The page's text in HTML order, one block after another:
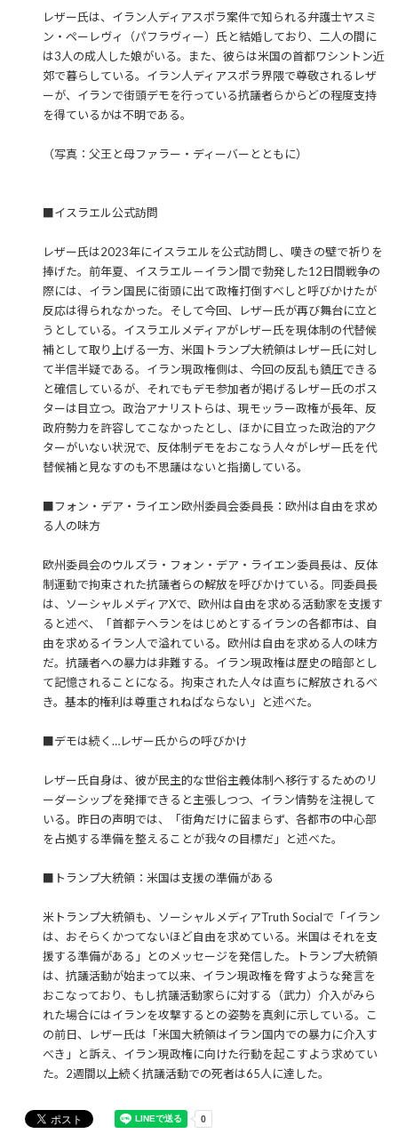
レザー氏は、イラン人ディアスポラ案件で知られる弁護士ヤスミ
ン・ペーレヴィ（パフラヴィー）氏と結婚しており、二人の間に
は3人の成人した娘がいる。また、彼らは米国の首都ワシントン近
郊で暮らしている。イラン人ディアスポラ界隈で尊敬されるレザ
ーが、イランで街頭デモを行っている抗議者らからどの程度支持
を得ているかは不明である。
（写真：父王と母ファラー・ディーバーとともに）
■イスラエル公式訪問
レザー氏は2023年にイスラエルを公式訪問し、嘆きの壁で祈りを
捧げた。前年夏、イスラエル－イラン間で勃発した12日間戦争の
際には、イラン国民に街頭に出て政権打倒すべしと呼びかけたが
反応は得られなかった。そして今回、レザー氏が再び舞台に立と
うとしている。イスラエルメディアがレザー氏を現体制の代替候
補として取り上げる一方、米国トランプ大統領はレザー氏に対し
て半信半疑である。イラン現政権側は、今回の反乱も鎮圧できる
と確信しているが、それでもデモ参加者が掲げるレザー氏のポス
ターは目立つ。政治アナリストらは、現モッラー政権が長年、反
政府勢力を許容してこなかったとし、ほかに目立った政治的アク
ターがいない状況で、反体制デモをおこなう人々がレザー氏を代
替候補と見なすのも不思議はないと指摘している。
■フォン・デア・ライエン欧州委員会委員長：欧州は自由を求め
る人の味方
欧州委員会のウルズラ・フォン・デア・ライエン委員長は、反体
制運動で拘束された抗議者らの解放を呼びかけている。同委員長
は、ソーシャルメディアXで、欧州は自由を求める活動家を支援す
ると述べ、「首都テヘランをはじめとするイランの各都市は、自
由を求めるイラン人で溢れている。欧州は自由を求める人の味方
だ。抗議者への暴力は非難する。イラン現政権は歴史の暗部とし
て記憶されることになる。拘束された人々は直ちに解放されるべ
き。基本的権利は尊重されねばならない」と述べた。
■デモは続く…レザー氏からの呼びかけ
レザー氏自身は、彼が民主的な世俗主義体制へ移行するためのリ
ーダーシップを発揮できると主張しつつ、イラン情勢を注視して
いる。昨日の声明では、「街角だけに留まらず、各都市の中心部
を占拠する準備を整えることが我々の目標だ」と述べた。
■トランプ大統領：米国は支援の準備がある
米トランプ大統領も、ソーシャルメディアTruth Socialで「イラン
は、おそらくかつてないほど自由を求めている。米国はそれを支
援する準備がある」とのメッセージを発信した。トランプ大統領
は、抗議活動が始まって以来、イラン現政権を脅すような発言を
おこなっており、もし抗議活動家らに対する（武力）介入がみら
れた場合にはイランを攻撃するとの姿勢を真剣に示している。こ
の前日、レザー氏は「米国大統領はイラン国内での暴力に介入す
べき」と訴え、イラン現政権に向けた行動を起こすよう求めてい
た。2週間以上続く抗議活動での死者は65人に達した。